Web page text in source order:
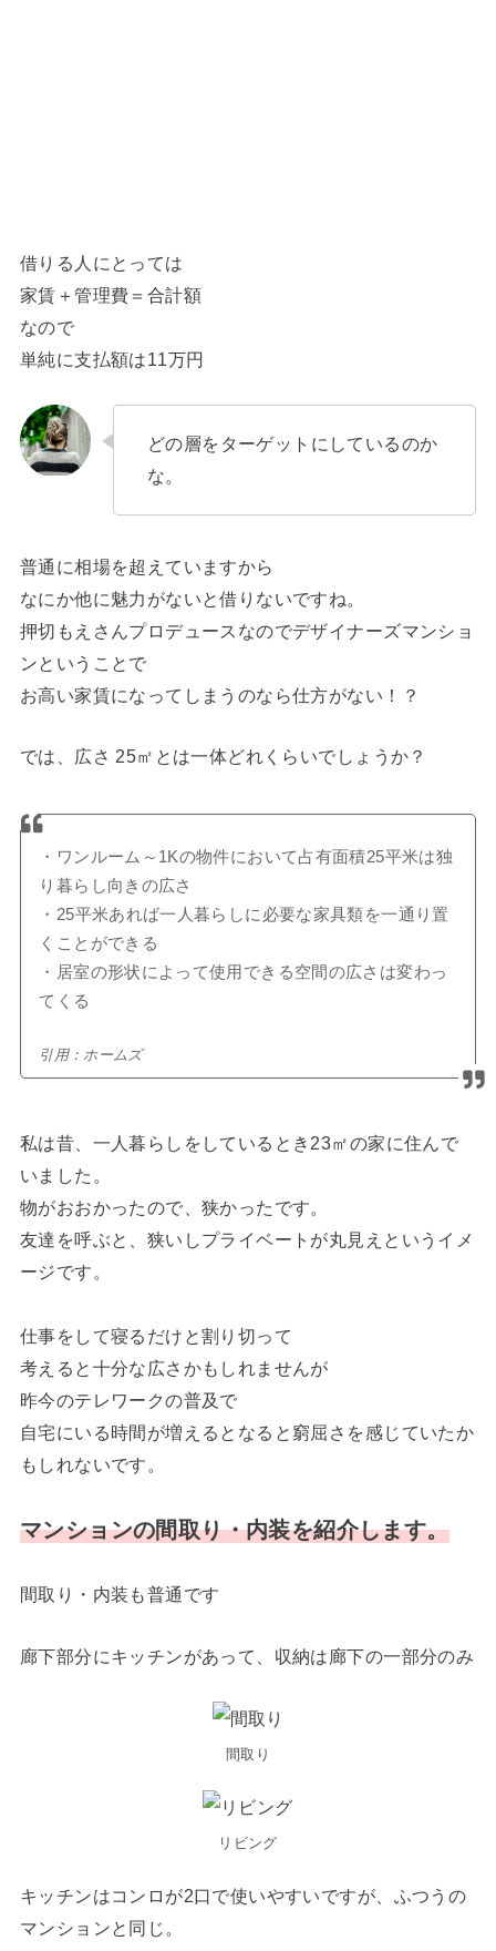
借りる人にとっては
家賃＋管理費＝合計額
なので
単純に支払額は11万円
どの層をターゲットにしているのか
な。
普通に相場を超えていますから
なにか他に魅力がないと借りないですね。
押切もえさんプロデュースなのでデザイナーズマンショ
ンということで
お高い家賃になってしまうのなら仕方がない！？
では、広さ 25㎡とは一体どれくらいでしょうか？
・ワンルーム～1Kの物件において占有面積25平米は独
り暮らし向きの広さ
・25平米あれば一人暮らしに必要な家具類を一通り置
くことができる
・居室の形状によって使用できる空間の広さは変わっ
てくる
引用：ホームズ
私は昔、一人暮らしをしているとき23㎡の家に住んで
いました。
物がおおかったので、狭かったです。
友達を呼ぶと、狭いしプライベートが丸見えというイメ
ージです。
仕事をして寝るだけと割り切って
考えると十分な広さかもしれませんが
昨今のテレワークの普及で
自宅にいる時間が増えるとなると窮屈さを感じていたか
もしれないです。
マンションの間取り・内装を紹介します。
間取り・内装も普通です
廊下部分にキッチンがあって、収納は廊下の一部分のみ
間取り
リビング
キッチンはコンロが2口で使いやすいですが、ふつうの
マンションと同じ。